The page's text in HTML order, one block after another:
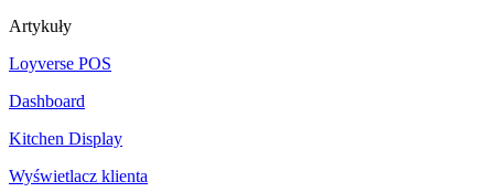
Artykuły
Loyverse POS
Dashboard
Kitchen Display
Wyświetlacz klienta